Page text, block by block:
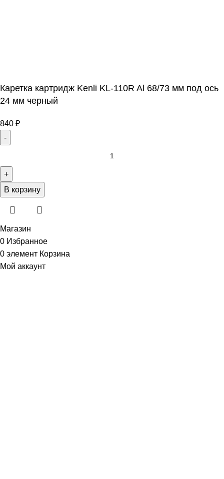
Каретка картридж Kenli KL-110R Al 68/73 мм под ось
24 мм черный
840 ₽
В корзину
Магазин
0 Избранное
0 элемент Корзина
Мой аккаунт